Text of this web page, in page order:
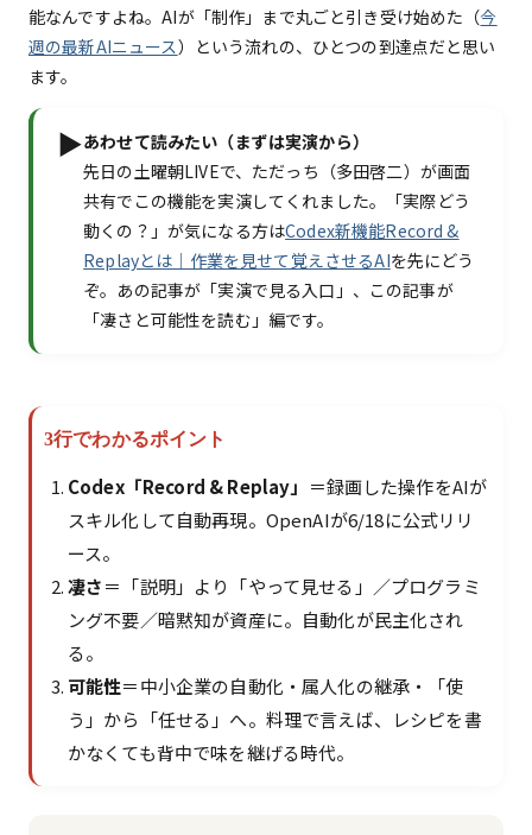
能なんですよね。AIが「制作」まで丸ごと引き受け始めた（今
週の最新AIニュース）という流れの、ひとつの到達点だと思い
ます。
▶あわせて読みたい（まずは実演から）
先日の土曜朝LIVEで、ただっち（多田啓二）が画面
共有でこの機能を実演してくれました。「実際どう
動くの？」が気になる方はCodex新機能Record &
Replayとは｜作業を見せて覚えさせるAIを先にどう
ぞ。あの記事が「実演で見る入口」、この記事が
「凄さと可能性を読む」編です。
3行でわかるポイント
Codex「Record & Replay」 ＝録画した操作をAIが
スキル化して自動再現。OpenAIが6/18に公式リリ
ース。
凄さ＝「説明」より「やって見せる」／プログラミ
ング不要／暗黙知が資産に。自動化が民主化され
る。
可能性＝中小企業の自動化・属人化の継承・「使
う」から「任せる」へ。料理で言えば、レシピを書
かなくても背中で味を継げる時代。